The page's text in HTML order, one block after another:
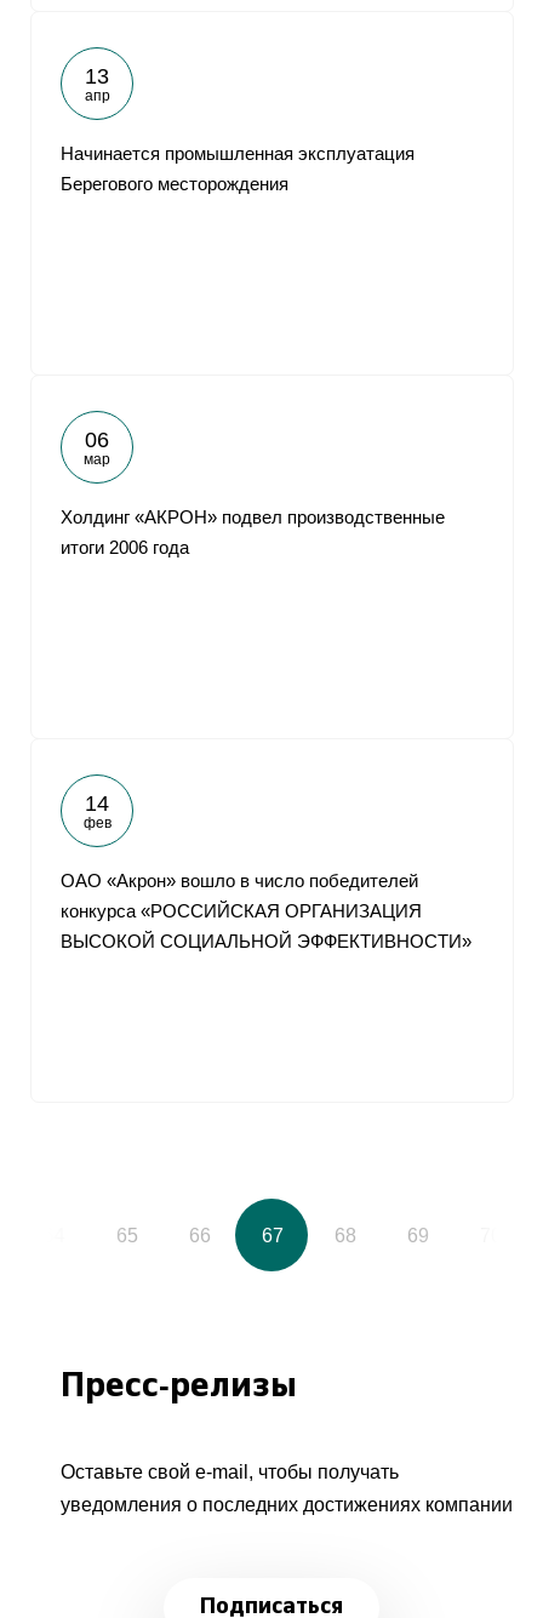
13
апр
Начинается промышленная эксплуатация
Берегового месторождения
06
мар
Холдинг «АКРОН» подвел производственные
итоги 2006 года
14
фев
ОАО «Акрон» вошло в число победителей
конкурса «РОССИЙСКАЯ ОРГАНИЗАЦИЯ
ВЫСОКОЙ СОЦИАЛЬНОЙ ЭФФЕКТИВНОСТИ»
65 66 67 68 69
Пресс-релизы
Оставьте свой e-mail, чтобы получать
уведомления о последних достижениях компании
Подписаться